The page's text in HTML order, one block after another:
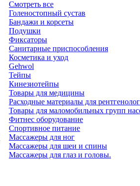
Смотреть все
Голеностопный сустав
Бандажи и корсеты
Подушки
Фиксаторы
Санитарные приспособления
Косметика и уход
Gehwol
Тейпы
Кинезиотейпы
Товары для медицины
Расходные материалы для
Товары для маломобильных групп
Фитнес оборудование
Спортивное питание
Массажеры для ног
Массажеры для шеи и спины
Массажеры для глаз и головы.